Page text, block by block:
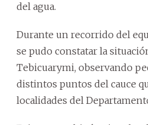
del agua.
Durante un recorrido del
se pudo constatar la
Tebicuarymi, observando
distintos puntos del cauce
localidades del